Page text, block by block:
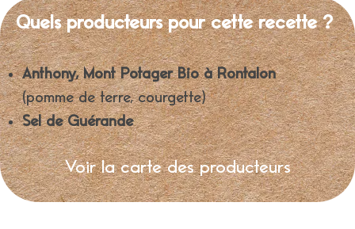
Quels producteurs pour cette recette ?
Anthony, Mont Potager Bio à Rontalon
(pomme de terre, courgette)
Sel de Guérande
Voir la carte des producteurs